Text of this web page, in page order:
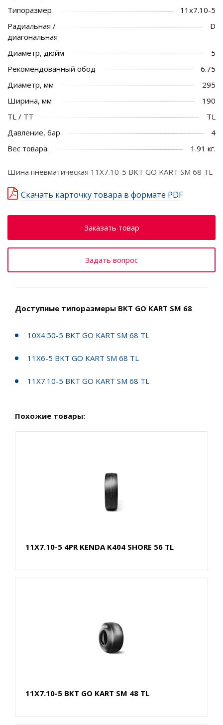
Типоразмер
11x7.10-5
Радиальная /
диагональная
D
Диаметр, дюйм
5
Рекомендованный обод
6.75
Диаметр, мм
295
Ширина, мм
190
TL / TT
TL
Давление, бар
4
Вес товара:
1.91 кг.
Шина пневматическая 11X7.10-5 BKT GO KART SM 68 TL
Скачать карточку товара в формате PDF
Заказать товар
Задать вопрос
Доступные типоразмеры BKT GO KART SM 68
10X4.50-5 BKT GO KART SM 68 TL
11X6-5 BKT GO KART SM 68 TL
11X7.10-5 BKT GO KART SM 68 TL
Похожие товары:
11X7.10-5 4PR KENDA K404 SHORE 56 TL
11X7.10-5 BKT GO KART SM 48 TL